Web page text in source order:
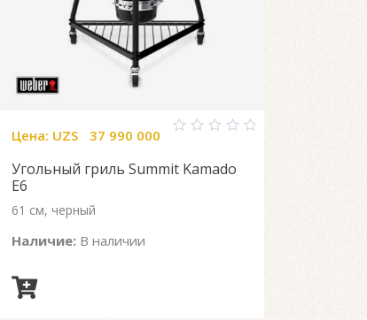
of
Цена: UZS 37 990 000
Угольный гриль Summit Kamado
E6
61 см, черный
Наличие: В наличии